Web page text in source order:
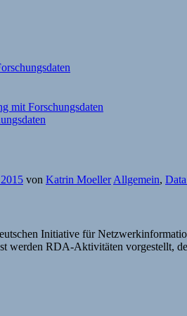
mit Forschungsdaten
von Katrin Moeller Allgemein,
Initiative für
werden RDA-Aktivitäten vorgestellt,